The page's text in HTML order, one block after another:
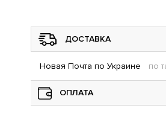
ДОСТАВКА
Новая Почта по Украине по
ОПЛАТА